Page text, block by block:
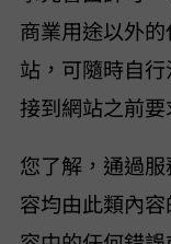
商業用途以外
站，VideoHunter 可隨
接到網站之前要
您了解，通過
容均由此類內容的